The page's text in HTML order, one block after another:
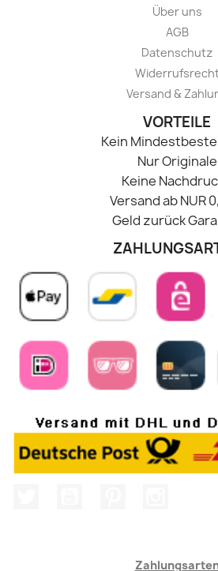
Über uns
AGB
Datenschutz
Versand &
VORTEILE
Kein
Nur Originale
Keine
Versand ab NUR
Geld zurück